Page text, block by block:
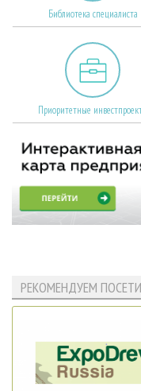
Библиотека специалиста
Приоритетные
РЕКОМЕНДУЕМ